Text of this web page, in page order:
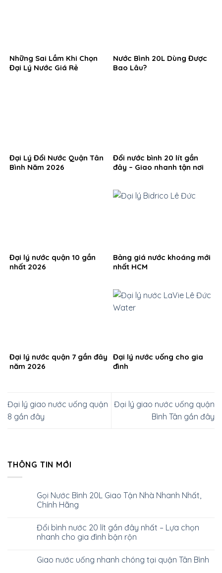
Những Sai Lầm Khi Chọn
Đại Lý Nước Giá Rẻ
Nước Bình 20L Dùng Được
Bao Lâu?
Đại Lý Đổi Nước Quận Tân
Bình Năm 2026
Đổi nước bình 20 lít gần
đây – Giao nhanh tận nơi
Đại lý nước quận 10 gần
nhất 2026
Bảng giá nước khoáng mới
nhất HCM
Đại lý nước quận 7 gần đây
năm 2026
Đại lý nước uống cho gia
đình
Đại lý giao nước uống quận
8 gần đây
Đại lý giao nước uống quận
Bình Tân gần đây
THÔNG TIN MỚI
Gọi Nước Bình 20L Giao Tận Nhà Nhanh Nhất,
Chính Hãng
Đổi bình nước 20 lít gần đây nhất – Lựa chọn
nhanh cho gia đình bận rộn
Giao nước uống nhanh chóng tại quận Tân Bình